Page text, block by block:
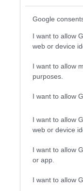
Google
I want to allow
web or device
I want to allow
purposes.
I want to allow
I want to allow
web or device
I want to allow
or app.
I want to allow